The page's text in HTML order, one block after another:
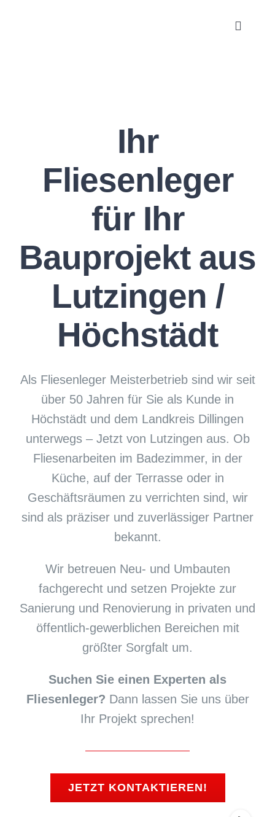
Toggle
KREATIVITÄT
KARRIERE
ÜBER UNS
KONTAKT
Ihr
Fliesenleger
für Ihr
Bauprojekt aus
Lutzingen /
Höchstädt
Als Fliesenleger Meisterbetrieb sind wir seit
über 50 Jahren für Sie als Kunde in
Höchstädt und dem Landkreis Dillingen
unterwegs – Jetzt von Lutzingen aus. Ob
Fliesenarbeiten im Badezimmer, in der
Küche, auf der Terrasse oder in
Geschäftsräumen zu verrichten sind, wir
sind als präziser und zuverlässiger Partner
bekannt.
Wir betreuen Neu- und Umbauten
fachgerecht und setzen Projekte zur
Sanierung und Renovierung in privaten und
öffentlich-gewerblichen Bereichen mit
größter Sorgfalt um.
Suchen Sie einen Experten als
Fliesenleger? Dann lassen Sie uns über
Ihr Projekt sprechen!
JETZT KONTAKTIEREN!